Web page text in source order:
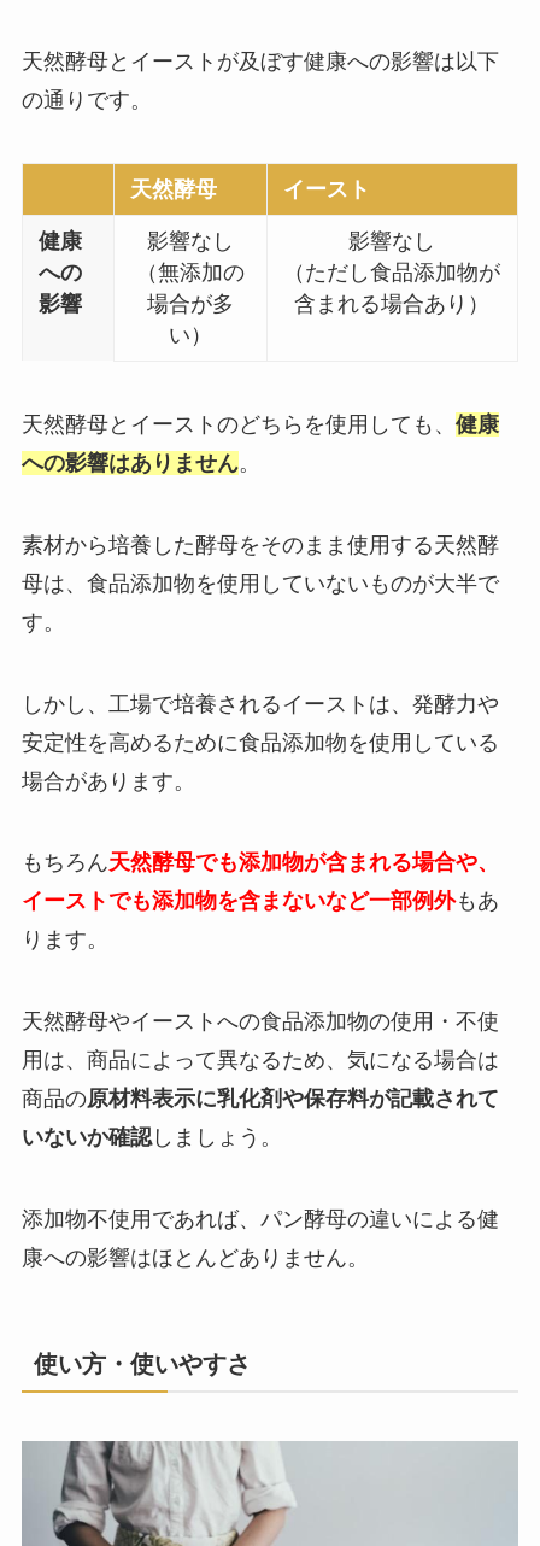
天然酵母とイーストが及ぼす健康への影響は以下
の通りです。
天然酵母 イースト
健康
への
影響
影響なし
（無添加の
場合が多
い）
影響なし
（ただし食品添加物が
含まれる場合あり）
天然酵母とイーストのどちらを使用しても、 健康
への影響はありません。
素材から培養した酵母をそのまま使用する天然酵
母は、食品添加物を使用していないものが大半で
す。
しかし、工場で培養されるイーストは、発酵力や
安定性を高めるために食品添加物を使用している
場合があります。
もちろん天然酵母でも添加物が含まれる場合や、
イーストでも添加物を含まないなど一部例外もあ
ります。
天然酵母やイーストへの食品添加物の使用・不使
用は、商品によって異なるため、気になる場合は
商品の原材料表示に乳化剤や保存料が記載されて
いないか確認しましょう。
添加物不使用であれば、パン酵母の違いによる健
康への影響はほとんどありません。
使い方・使いやすさ